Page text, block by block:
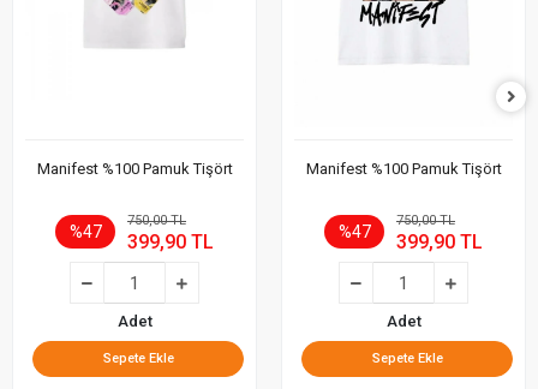
Manifest %100 Pamuk Tişört
%47
750,00 TL
399,90 TL
Adet
Sepete Ekle
Manifest %100 Pamuk Tişört
%47
750,00 TL
399,90 TL
Adet
Sepete Ekle